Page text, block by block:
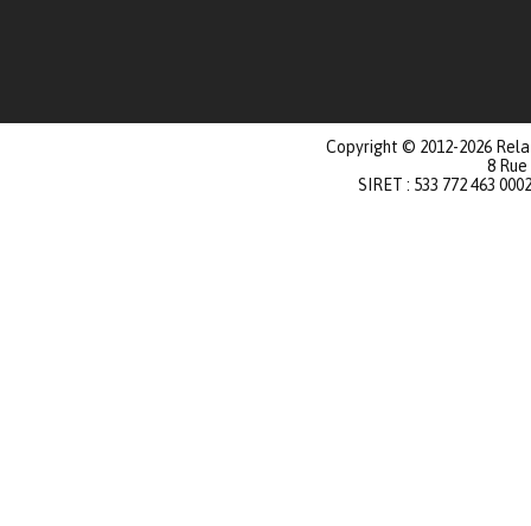
Copyright © 2012-2026
8
SIRET : 533 772 463